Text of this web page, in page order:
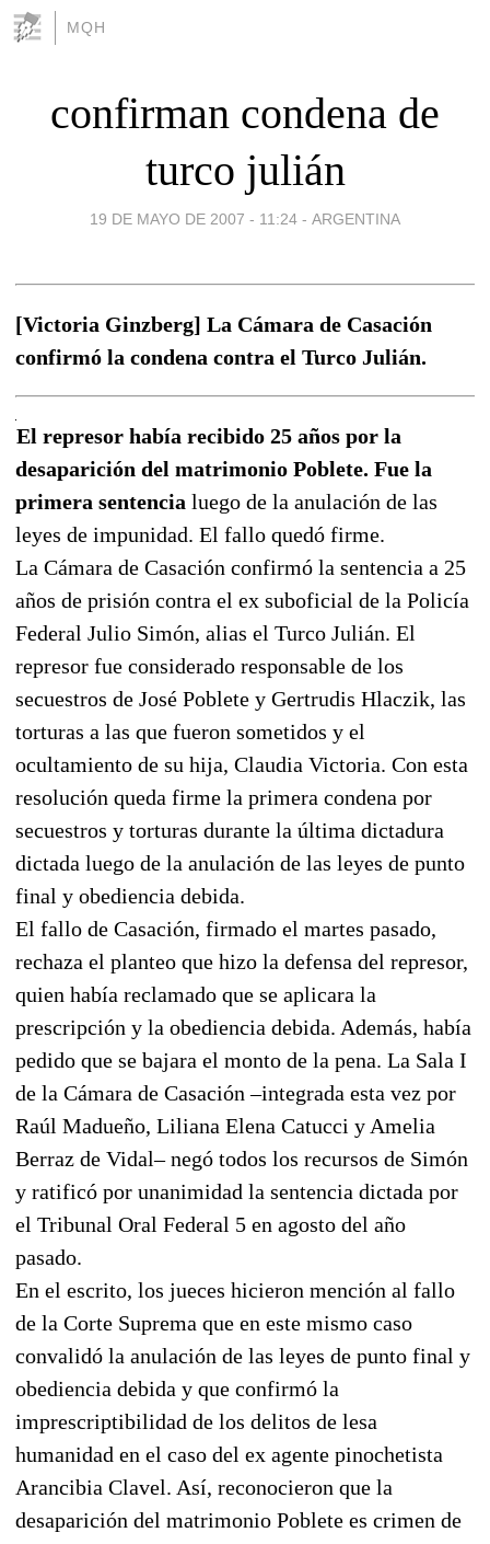
MQH
confirman condena de
turco julián
19 DE MAYO DE 2007 - 11:24 - ARGENTINA
[Victoria Ginzberg] La Cámara de Casación
confirmó la condena contra el Turco Julián.
El represor había recibido 25 años por la
desaparición del matrimonio Poblete. Fue la
primera sentencia luego de la anulación de las
leyes de impunidad. El fallo quedó firme.
La Cámara de Casación confirmó la sentencia a 25
años de prisión contra el ex suboficial de la Policía
Federal Julio Simón, alias el Turco Julián. El
represor fue considerado responsable de los
secuestros de José Poblete y Gertrudis Hlaczik, las
torturas a las que fueron sometidos y el
ocultamiento de su hija, Claudia Victoria. Con esta
resolución queda firme la primera condena por
secuestros y torturas durante la última dictadura
dictada luego de la anulación de las leyes de punto
final y obediencia debida.
El fallo de Casación, firmado el martes pasado,
rechaza el planteo que hizo la defensa del represor,
quien había reclamado que se aplicara la
prescripción y la obediencia debida. Además, había
pedido que se bajara el monto de la pena. La Sala I
de la Cámara de Casación –integrada esta vez por
Raúl Madueño, Liliana Elena Catucci y Amelia
Berraz de Vidal– negó todos los recursos de Simón
y ratificó por unanimidad la sentencia dictada por
el Tribunal Oral Federal 5 en agosto del año
pasado.
En el escrito, los jueces hicieron mención al fallo
de la Corte Suprema que en este mismo caso
convalidó la anulación de las leyes de punto final y
obediencia debida y que confirmó la
imprescriptibilidad de los delitos de lesa
humanidad en el caso del ex agente pinochetista
Arancibia Clavel. Así, reconocieron que la
desaparición del matrimonio Poblete es crimen de